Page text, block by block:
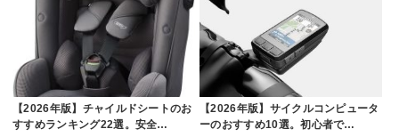
【2026年版】チャイルドシートのお
すすめランキング22選。安全…
【2026年版】サイクルコンピュータ
ーのおすすめ10選。初心者で…